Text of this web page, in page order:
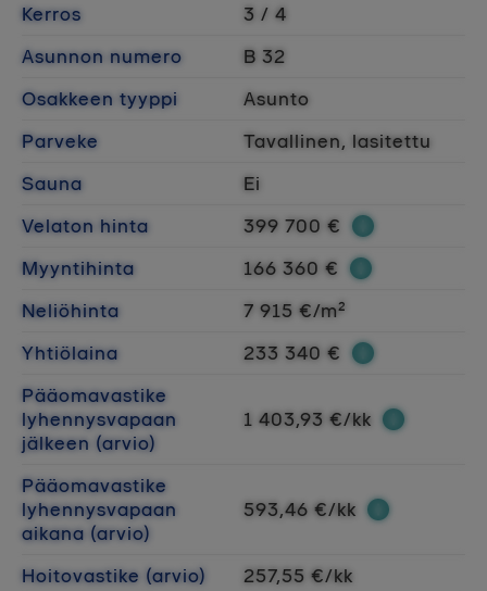
Kerros
3 / 4
Asunnon numero
B 32
Osakkeen tyyppi
Asunto
Parveke
Tavallinen, lasitettu
Sauna
Ei
Velaton hinta
399 700 €
Myyntihinta
166 360 €
Neliöhinta
7 915 €/m²
Yhtiölaina
233 340 €
Pääomavastike
lyhennysvapaan
jälkeen (arvio)
1 403,93 €/kk
Pääomavastike
lyhennysvapaan
aikana (arvio)
593,46 €/kk
Hoitovastike (arvio)
257,55 €/kk